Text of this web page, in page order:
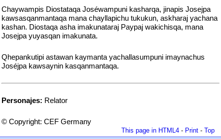
Chaywampis Diostataqa Joséwampuni kasharqa, jinapis Josejpa
kawsasqanmantaqa mana chayllapichu tukukun, askharaj yachana
kashan. Diostaqa asha imakunataraj Paypaj wakichisqa, mana
Josejpa yuyasqan imakunata.
Qhepankutipi astawan kaymanta yachallasumpuni imaynachus
Joséjpa kawsaynin kasqanmantaqa.
Personajes: Relator
© Copyright: CEF Germany
This page in HTML4 - Print - Top